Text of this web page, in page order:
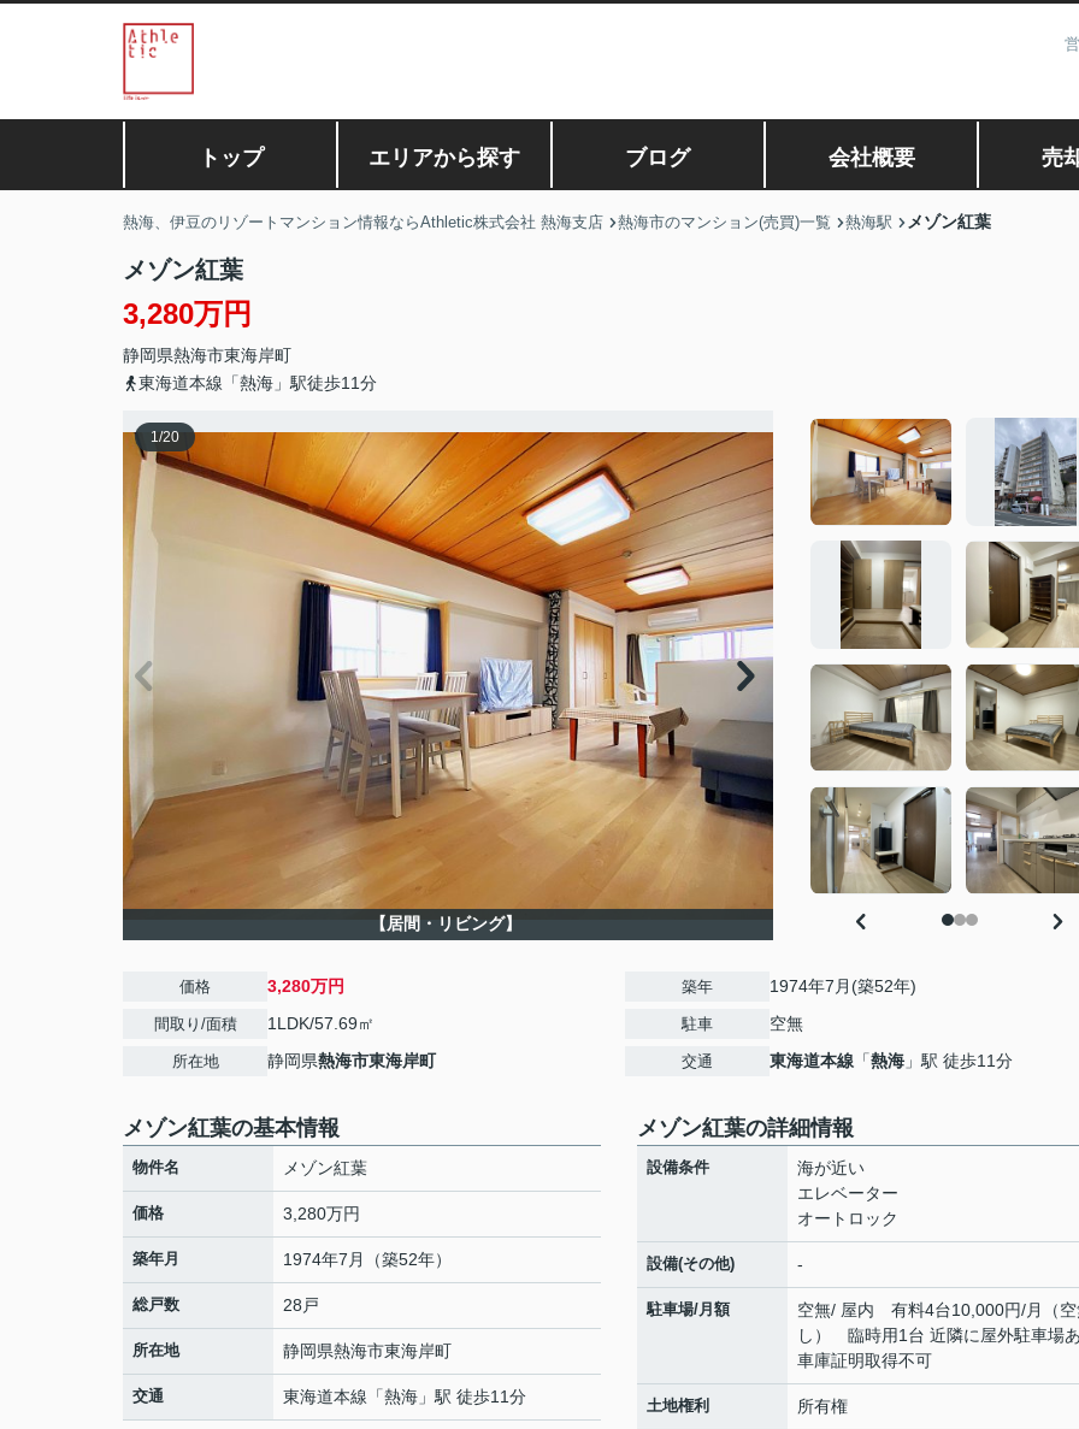
トップ エリアから探す ブログ 会社概要 売
熱海、伊豆のリゾートマンション情報ならAthletic株式会社 熱海支店 熱海市のマンション(売買)一覧 熱海駅 メゾン紅葉
メゾン紅葉
3,280万円
静岡県熱海市東海岸町
東海道本線「熱海」駅徒歩11分
1/20
【居間・リビング】
価格 3,280万円
間取り/面積 1LDK/57.69㎡
所在地 静岡県熱海市東海岸町
築年 1974年7月(築52年)
駐車 空無
交通 東海道本線 「熱海 」駅 徒歩11分
メゾン紅葉の基本情報
物件名 メゾン紅葉
価格 3,280万円
築年月 1974年7月（築52年）
総戸数 28戸
所在地 静岡県熱海市東海岸町
交通 東海道本線 「熱海 」駅 徒歩11分
メゾン紅葉の詳細情報
設備条件
海が近い
エレベーター
オートロック
設備(その他) -
駐車場/月額
空無/ 屋内 有料4台10,000円/月（空
し） 臨時用1台 近隣に屋外駐車場
車庫証明取得不可
土地権利 所有権